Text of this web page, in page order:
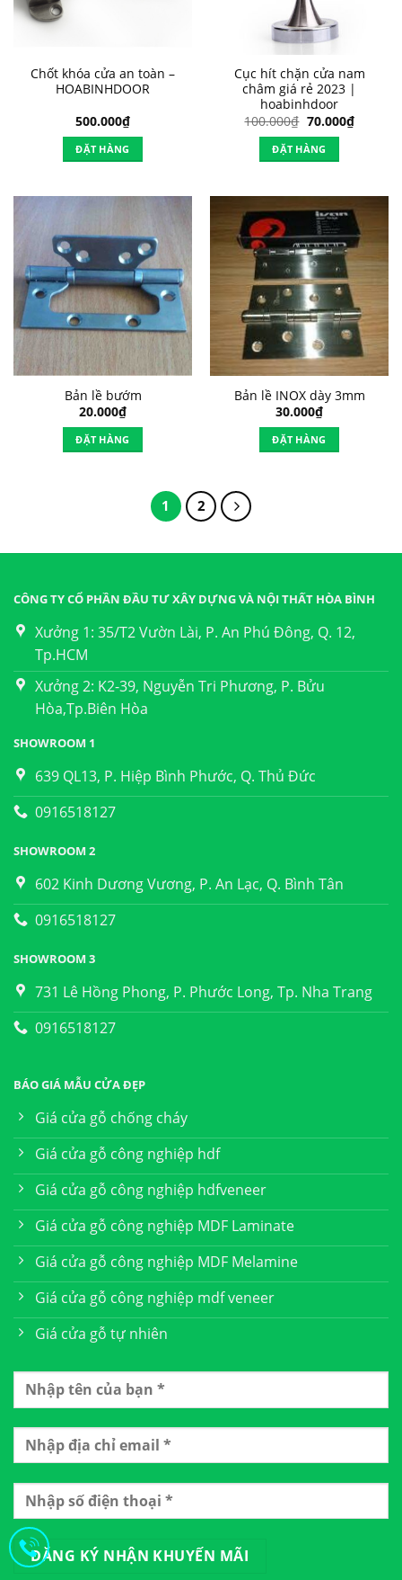
Chốt khóa cửa an toàn –
HOABINHDOOR
500.000₫
ĐẶT HÀNG
Cục hít chặn cửa nam
châm giá rẻ 2023 |
hoabinhdoor
100.000₫ Giá
gốc
là:
100.000₫.
70.000₫Giá
hiện
ĐẶT HÀNG
Bản lề bướm
20.000₫
ĐẶT HÀNG
Bản lề INOX dày 3mm
30.000₫
ĐẶT HÀNG
1 2
CÔNG TY CỔ PHẦN ĐẦU TƯ XÂY DỰNG VÀ NỘI THẤT HÒA BÌNH
Xưởng 1: 35/T2 Vườn Lài, P. An Phú Đông, Q. 12,
Tp.HCM
Xưởng 2: K2-39, Nguyễn Tri Phương, P. Bửu
Hòa,Tp.Biên Hòa
SHOWROOM 1
639 QL13, P. Hiệp Bình Phước, Q. Thủ Đức
0916518127
SHOWROOM 2
602 Kinh Dương Vương, P. An Lạc, Q. Bình Tân
0916518127
SHOWROOM 3
731 Lê Hồng Phong, P. Phước Long, Tp. Nha Trang
0916518127
BÁO GIÁ MẪU CỬA ĐẸP
Giá cửa gỗ chống cháy
Giá cửa gỗ công nghiệp hdf
Giá cửa gỗ công nghiệp hdfveneer
Giá cửa gỗ công nghiệp MDF Laminate
Giá cửa gỗ công nghiệp MDF Melamine
Giá cửa gỗ công nghiệp mdf veneer
Giá cửa gỗ tự nhiên